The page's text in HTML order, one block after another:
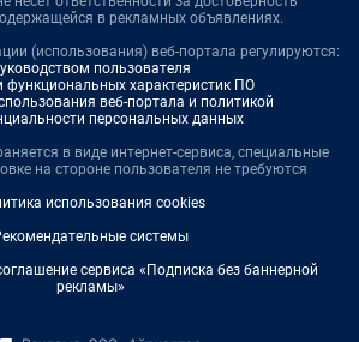
в рекламных объявлениях.
(использования) веб-портала регулируются:
пользователя
функциональных характеристик ПО
веб-портала и политикой
персональных данных
в виде интернет-сервиса, специальные
на стороне пользователя не требуются
использования cookies
системы
сервиса «Подписка без баннерной
рекламы»